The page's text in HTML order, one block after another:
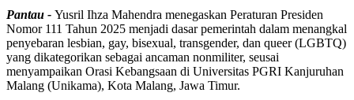
Pantau - Yusril Ihza Mahendra menegaskan Peraturan Presiden
Nomor 111 Tahun 2025 menjadi dasar pemerintah dalam menangkal
penyebaran lesbian, gay, bisexual, transgender, dan queer (LGBTQ)
yang dikategorikan sebagai ancaman nonmiliter, seusai
menyampaikan Orasi Kebangsaan di Universitas PGRI Kanjuruhan
Malang (Unikama), Kota Malang, Jawa Timur.